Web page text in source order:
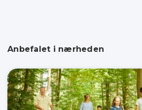
Anbefalet i nærheden